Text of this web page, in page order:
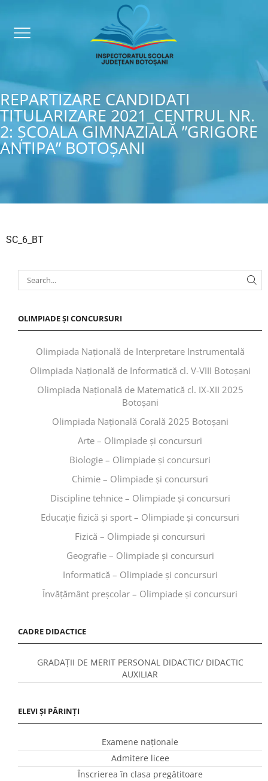
REPARTIZARE CANDIDATI
TITULARIZARE 2021_CENTRUL NR.
2: ȘCOALA GIMNAZIALĂ ”GRIGORE
ANTIPA” BOTOȘANI
SC_6_BT
OLIMPIADE ȘI CONCURSURI
Olimpiada Națională de Interpretare Instrumentală
Olimpiada Națională de Informatică cl. V-VIII Botoșani
Olimpiada Națională de Matematică cl. IX-XII 2025
Botoșani
Olimpiada Națională Corală 2025 Botoșani
Arte – Olimpiade și concursuri
Biologie – Olimpiade și concursuri
Chimie – Olimpiade și concursuri
Discipline tehnice – Olimpiade și concursuri
Educaţie fizică şi sport – Olimpiade și concursuri
Fizică – Olimpiade și concursuri
Geografie – Olimpiade și concursuri
Informatică – Olimpiade și concursuri
Învăţământ preşcolar – Olimpiade și concursuri
CADRE DIDACTICE
GRADAȚII DE MERIT PERSONAL DIDACTIC/ DIDACTIC
AUXILIAR
ELEVI ȘI PĂRINȚI
Examene naționale
Admitere licee
Înscrierea în clasa pregătitoare